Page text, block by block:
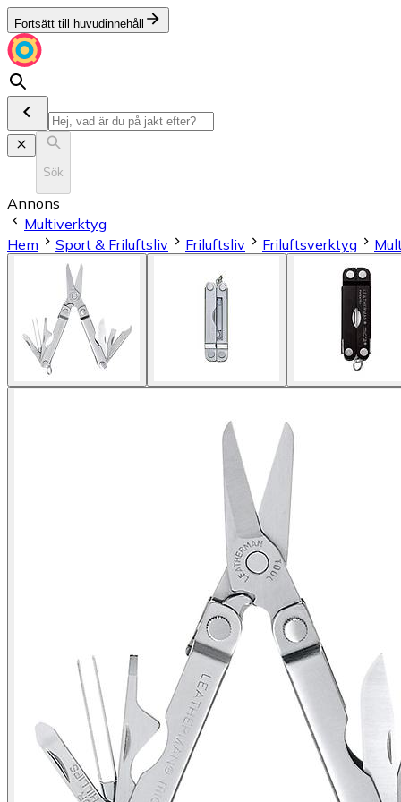
Fortsätt till huvudinnehåll
Sök
Annons
Multiverktyg
Hem
Sport & Friluftsliv Friluftsliv Friluftsverktyg